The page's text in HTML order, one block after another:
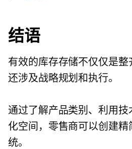
结语
有效的库存存储不仅仅是整
还涉及战略规划和执行。
通过了解产品类别、利用技
化空间，零售商可以创建精
统。